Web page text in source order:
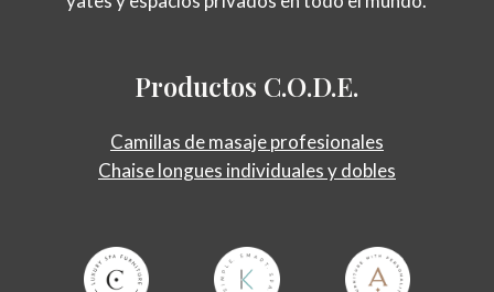
Productos C.O.D.E.
Camillas de masaje profesionales
Chaise longues individuales y dobles